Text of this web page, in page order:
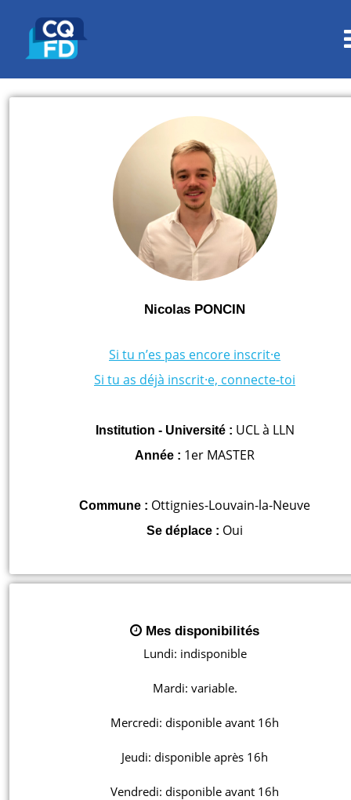
Nicolas PONCIN
Si tu n’es pas encore inscrit·e
Si tu as déjà inscrit·e, connecte-toi
Institution - Université : UCL à LLN
Année : 1er MASTER
Commune : Ottignies-Louvain-la-Neuve
Se déplace : Oui
Mes disponibilités
Lundi: indisponible
Mardi: variable.
Mercredi: disponible avant 16h
Jeudi: disponible après 16h
Vendredi: disponible avant 16h